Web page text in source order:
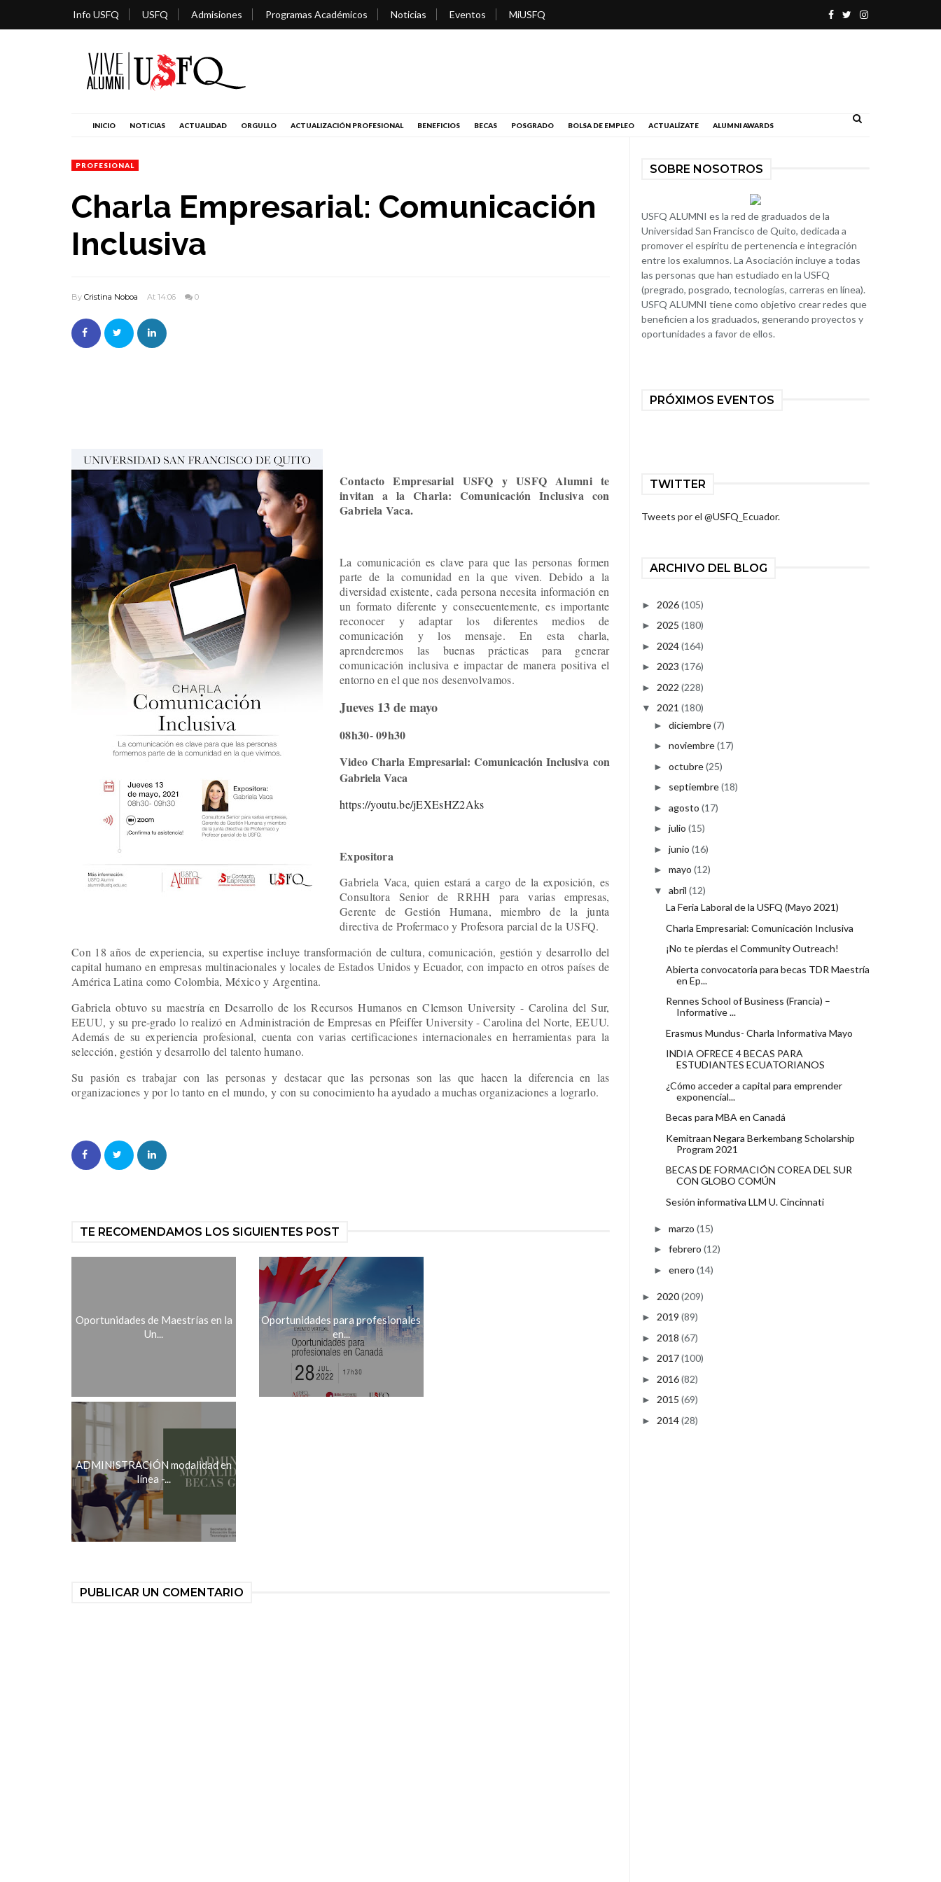
Info USFQ USFQ Admisiones Programas Académicos Noticias Eventos MiUSFQ
INICIO NOTICIAS ACTUALIDAD ORGULLO ACTUALIZACIÓN PROFESIONAL BENEFICIOS BECAS POSGRADO BOLSA DE EMPLEO ACTUALÍZATE ALUMNI AWARDS
PROFESIONAL
Charla Empresarial: Comunicación
Inclusiva
By Cristina Noboa At 14:06 0
Contacto Empresarial USFQ y USFQ Alumni te
invitan a la Charla: Comunicación Inclusiva con
Gabriela Vaca.
La comunicación es clave para que las personas formen
parte de la comunidad en la que viven. Debido a la
diversidad existente, cada persona necesita información en
un formato diferente y consecuentemente, es importante
reconocer y adaptar los diferentes medios de
comunicación y los mensaje. En esta charla,
aprenderemos las buenas prácticas para generar
comunicación inclusiva e impactar de manera positiva el
entorno en el que nos desenvolvamos.
Jueves 13 de mayo
08h30- 09h30
Video Charla Empresarial: Comunicación Inclusiva con
Gabriela Vaca
https://youtu.be/jEXEsHZ2Aks
Expositora
Gabriela Vaca, quien estará a cargo de la exposición, es
Consultora Senior de RRHH para varias empresas,
Gerente de Gestión Humana, miembro de la junta
directiva de Profermaco y Profesora parcial de la USFQ.
Con 18 años de experiencia, su expertise incluye transformación de cultura, comunicación, gestión y desarrollo del
capital humano en empresas multinacionales y locales de Estados Unidos y Ecuador, con impacto en otros países de
América Latina como Colombia, México y Argentina.
Gabriela obtuvo su maestría en Desarrollo de los Recursos Humanos en Clemson University - Carolina del Sur,
EEUU, y su pre-grado lo realizó en Administración de Empresas en Pfeiffer University - Carolina del Norte, EEUU.
Además de su experiencia profesional, cuenta con varias certificaciones internacionales en herramientas para la
selección, gestión y desarrollo del talento humano.
Su pasión es trabajar con las personas y destacar que las personas son las que hacen la diferencia en las
organizaciones y por lo tanto en el mundo, y con su conocimiento ha ayudado a muchas organizaciones a lograrlo.
TE RECOMENDAMOS LOS SIGUIENTES POST
Oportunidades de Maestrías en la
Un...
Oportunidades para profesionales
en...
ADMINISTRACIÓN modalidad en
línea -...
PUBLICAR UN COMENTARIO
SOBRE NOSOTROS
USFQ ALUMNI es la red de graduados de la
Universidad San Francisco de Quito, dedicada a
promover el espíritu de pertenencia e integración
entre los exalumnos. La Asociación incluye a todas
las personas que han estudiado en la USFQ
(pregrado, posgrado, tecnologías, carreras en línea).
USFQ ALUMNI tiene como objetivo crear redes que
beneficien a los graduados, generando proyectos y
oportunidades a favor de ellos.
PRÓXIMOS EVENTOS
TWITTER
Tweets por el @USFQ_Ecuador.
ARCHIVO DEL BLOG
► 2026(105)
► 2025 (180)
► 2024(164)
► 2023 (176)
► 2022 (228)
▼ 2021 (180)
► diciembre(7)
► noviembre(17)
► octubre(25)
► septiembre(18)
► agosto (17)
► julio (15)
► junio (16)
► mayo (12)
▼ abril (12)
La Feria Laboral de la USFQ (Mayo 2021)
Charla Empresarial: Comunicación Inclusiva
¡No te pierdas el Community Outreach!
Abierta convocatoria para becas TDR Maestría
en Ep...
Rennes School of Business (Francia) –
Informative ...
Erasmus Mundus- Charla Informativa Mayo
INDIA OFRECE 4 BECAS PARA
ESTUDIANTES ECUATORIANOS
¿Cómo acceder a capital para emprender
exponencial...
Becas para MBA en Canadá
Kemitraan Negara Berkembang Scholarship
Program 2021
BECAS DE FORMACIÓN COREA DEL SUR
CON GLOBO COMÚN
Sesión informativa LLM U. Cincinnati
► marzo (15)
► febrero (12)
► enero (14)
► 2020(209)
► 2019 (89)
► 2018 (67)
► 2017(100)
► 2016(82)
► 2015 (69)
► 2014(28)